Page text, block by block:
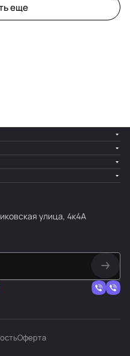
еще
улица, 4к4А
Оферта